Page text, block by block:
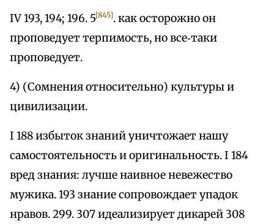
IV 193, 194; 196. 5[845]. как осторожно он
проповедует терпимость, но все‑таки
проповедует.
4) (Сомнения относительно) культуры и
цивилизации.
I 188 избыток знаний уничтожает нашу
самостоятельность и оригинальность. I 184
вред знания: лучше наивное невежество
мужика. 193 знание сопровождает упадок
нравов. 299. 307 идеализирует дикарей 308